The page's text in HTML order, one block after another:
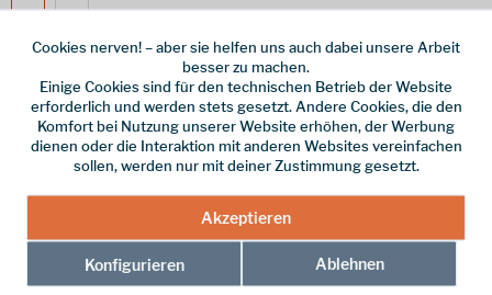
Online bestellen Ladenabholung
vorrätig | Lieferzeit 1-3 Werktage
In denWarenkorb
Hersteller-Nr.:
Cookies nerven! – aber sie helfen uns auch dabei unsere Arbeit
besser zu machen.
Einige Cookies sind für den technischen Betrieb der Website
erforderlich und werden stets gesetzt. Andere Cookies, die den
Komfort bei Nutzung unserer Website erhöhen, der Werbung
dienen oder die Interaktion mit anderen Websites vereinfachen
sollen, werden nur mit deiner Zustimmung gesetzt.
Akzeptieren
Konfigurieren Ablehnen